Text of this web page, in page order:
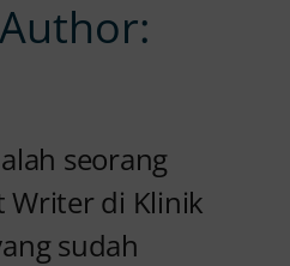
seorang
Writer di Klinik
sudah